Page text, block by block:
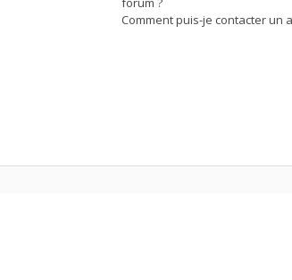
Comment puis-je contacter un